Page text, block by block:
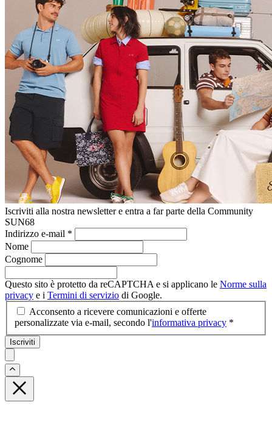
Iscriviti alla nostra newsletter e entra a far parte della Community
SUN68
Indirizzo e-mail *
Nome
Cognome
Questo sito è protetto da reCAPTCHA e si applicano le Norme sulla
privacy e i Termini di servizio di Google.
Acconsento a ricevere comunicazioni e offerte
personalizzate via e-mail, secondo l'informativa privacy *
Iscriviti